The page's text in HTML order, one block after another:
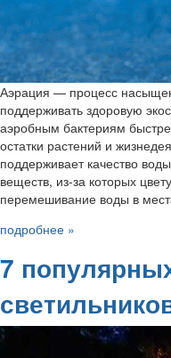
Аэрация — процесс
поддерживать здоровую
аэробным бактериям
остатки растений и
поддерживает качество
веществ, из-за которых
перемешивание воды в
подробнее »
7